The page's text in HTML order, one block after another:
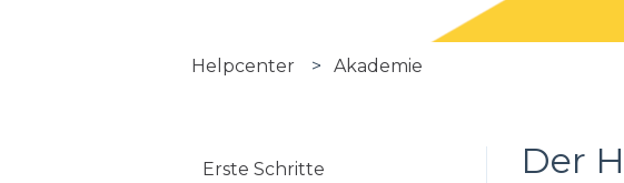
Helpcenter Akademie
Der
Erste Schritte